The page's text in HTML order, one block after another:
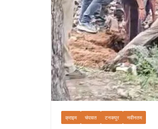
क्राइम चंपावत टनकपुर नवीनतम